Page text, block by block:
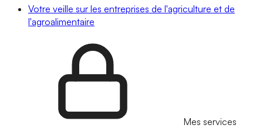
Votre veille sur les entreprises de l'agriculture et de
l'agroalimentaire
Mes services